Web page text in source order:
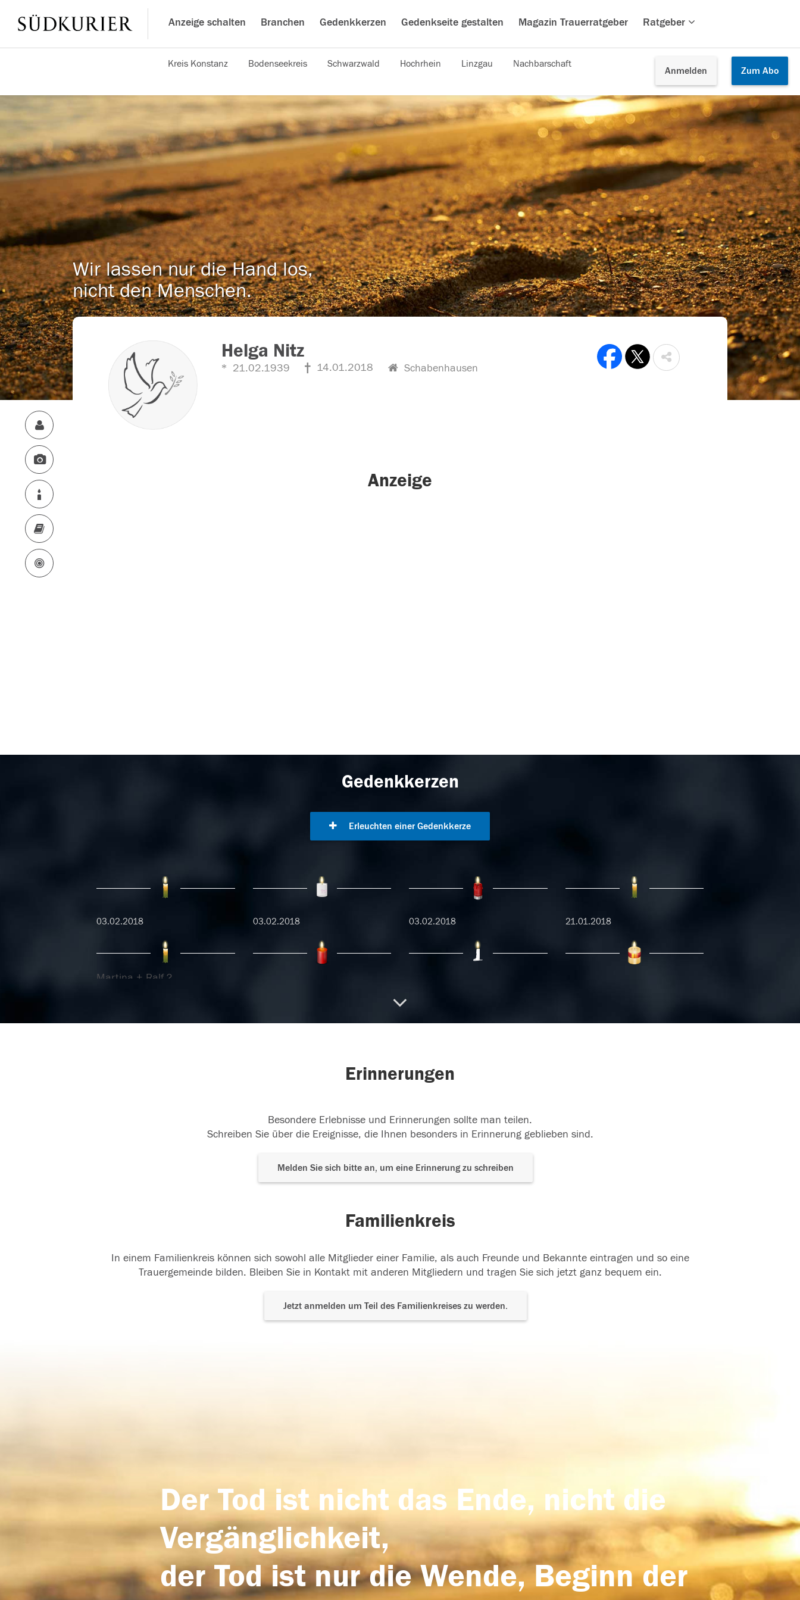
Anzeige schalten Branchen Gedenkkerzen Gedenkseite gestalten Magazin Trauerratgeber Ratgeber
Anmelden Zum Abo
Kreis Konstanz Bodenseekreis Schwarzwald Hochrhein Linzgau Nachbarschaft
Wir lassen nur die Hand los,
nicht den Menschen.
Helga Nitz
21.02.1939 14.01.2018 Schabenhausen
Anzeige
Gedenkkerzen
Erleuchten einer Gedenkkerze
03.02.2018 03.02.2018 03.02.2018 21.01.2018
Martina + Ralf ?
Erinnerungen
Besondere Erlebnisse und Erinnerungen sollte man teilen.
Schreiben Sie über die Ereignisse, die Ihnen besonders in Erinnerung geblieben sind.
Melden Sie sich bitte an, um eine Erinnerung zu schreiben
Familienkreis
In einem Familienkreis können sich sowohl alle Mitglieder einer Familie, als auch Freunde und Bekannte eintragen und so eine
Trauergemeinde bilden. Bleiben Sie in Kontakt mit anderen Mitgliedern und tragen Sie sich jetzt ganz bequem ein.
Jetzt anmelden um Teil des Familienkreises zu werden.
Der Tod ist nicht das Ende, nicht die
Vergänglichkeit,
der Tod ist nur die Wende, Beginn der